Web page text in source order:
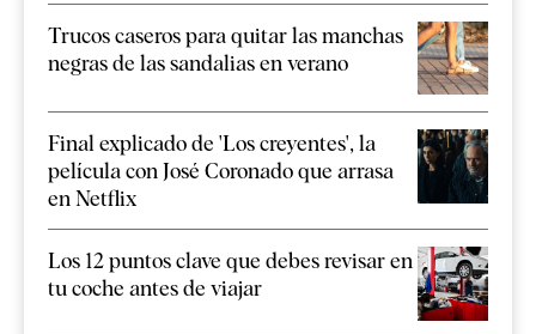
Trucos caseros para quitar las manchas
negras de las sandalias en verano
Final explicado de 'Los creyentes', la
película con José Coronado que arrasa
en Netflix
Los 12 puntos clave que debes revisar en
tu coche antes de viajar